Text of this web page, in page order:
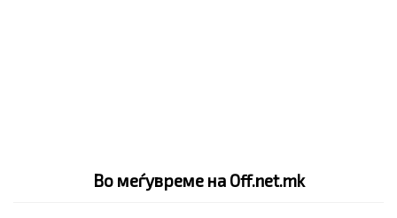
Во меѓувреме на Off.net.mk